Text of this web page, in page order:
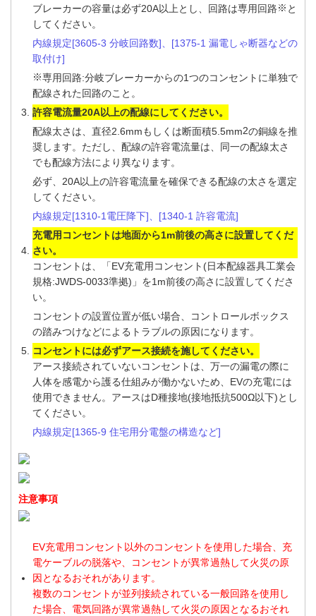
ブレーカーの容量は必ず20A以上とし、回路は専用回路※ と
してください。
内線規定[3605-3 分岐回路数]、[1375-1 漏電しゃ断器などの
取付け]
※専用回路:分岐ブレーカーからの1つのコンセントに単独で
配線された回路のこと。
許容電流量20A以上の配線にしてください。
配線太さは、直径2.6mmもしくは断面積5.5mm2の銅線を推
奨します。ただし、配線の許容電流量は、同一の配線太さ
でも配線方法により異なります。
必ず、20A以上の許容電流量を確保できる配線の太さを選定
してください。
内線規定[1310-1電圧降下]、[1340-1 許容電流]
充電用コンセントは地面から1m前後の高さに設置してくだ
さい。
コンセントは、「EV充電用コンセント(日本配線器具工業会
規格:JWDS-0033準拠)」を1m前後の高さに設置してくださ
い。
コンセントの設置位置が低い場合、コントロールボックス
の踏みつけなどによるトラブルの原因になります。
コンセントには必ずアース接続を施してください。
アース接続されていないコンセントは、万一の漏電の際に
人体を感電から護る仕組みが働かないため、EVの充電には
使用できません。アースはD種接地(接地抵抗500Ω以下)とし
てください。
内線規定[1365-9 住宅用分電盤の構造など]
注意事項
EV充電用コンセント以外のコンセントを使用した場合、充
電ケーブルの脱落や、コンセントが異常過熱して火災の原
因となるおそれがあります。
複数のコンセントが並列接続されている一般回路を使用し
た場合、電気回路が異常過熱して火災の原因となるおそれ